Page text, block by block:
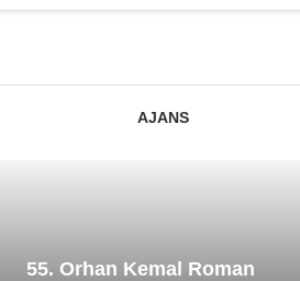
AJANS
55. Orhan Kemal Roman